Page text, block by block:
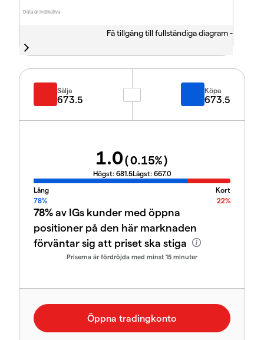
Data är indikativa
Få tillgång till fullständiga diagram -
Sälja
673.5
Köpa
673.5
1.0(0.15%)
Högst: 681.5Lägst: 667.0
Lång
Kort
78%
22%
78%av IGs kunder med öppna
positioner på den här marknaden
förväntar sig att priset ska stiga
Priserna är fördröjda med minst 15 minuter